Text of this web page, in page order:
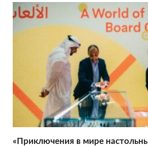
«Приключения в мире